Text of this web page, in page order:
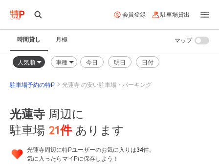
会員登録 駐車場貸出
時間貸し 月極
人気順 車種 今日 明日 日付
マップ
駐車場予約の特P 光蓮寺 の安い駐車場・パーキング
光蓮寺 周辺に
駐車場 21件 あります
光蓮寺周辺に特Pユーザーのお気に入りは34件。
気に入ったらマイPに保存しよう！